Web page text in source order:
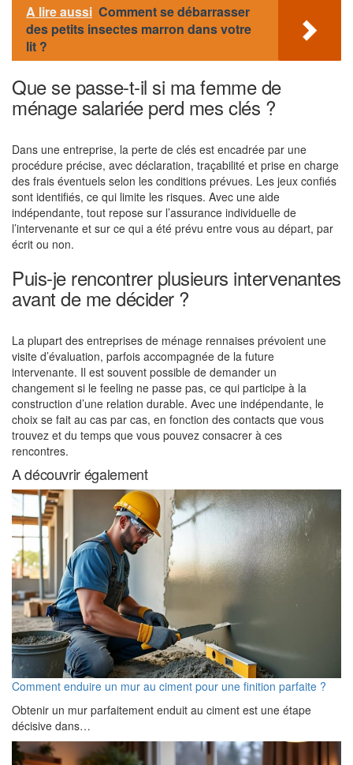
A lire aussi Comment se débarrasser
des petits insectes marron dans votre
lit ?
Que se passe-t-il si ma femme de
ménage salariée perd mes clés ?
Dans une entreprise, la perte de clés est encadrée par une
procédure précise, avec déclaration, traçabilité et prise en charge
des frais éventuels selon les conditions prévues. Les jeux confiés
sont identifiés, ce qui limite les risques. Avec une aide
indépendante, tout repose sur l’assurance individuelle de
l’intervenante et sur ce qui a été prévu entre vous au départ, par
écrit ou non.
Puis-je rencontrer plusieurs intervenantes
avant de me décider ?
La plupart des entreprises de ménage rennaises prévoient une
visite d’évaluation, parfois accompagnée de la future
intervenante. Il est souvent possible de demander un
changement si le feeling ne passe pas, ce qui participe à la
construction d’une relation durable. Avec une indépendante, le
choix se fait au cas par cas, en fonction des contacts que vous
trouvez et du temps que vous pouvez consacrer à ces
rencontres.
A découvrir également
Comment enduire un mur au ciment pour une finition parfaite ?
Obtenir un mur parfaitement enduit au ciment est une étape
décisive dans…